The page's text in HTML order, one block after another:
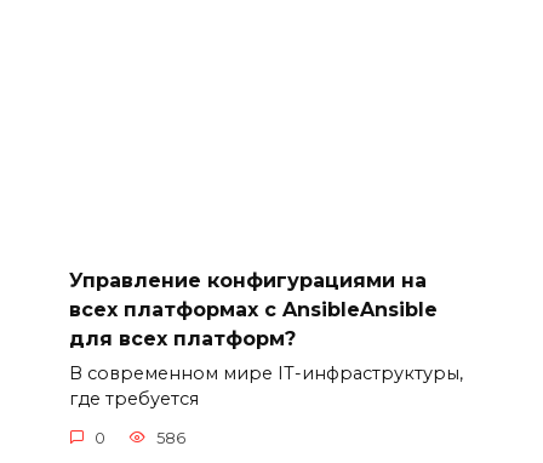
Управление конфигурациями на
всех платформах с AnsibleAnsible
для всех платформ?
В современном мире IT-инфраструктуры,
где требуется
0 586